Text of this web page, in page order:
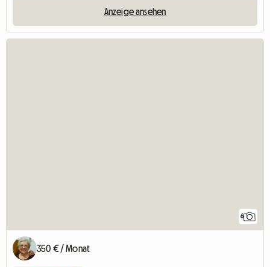
Anzeige ansehen
6
350 € / Monat